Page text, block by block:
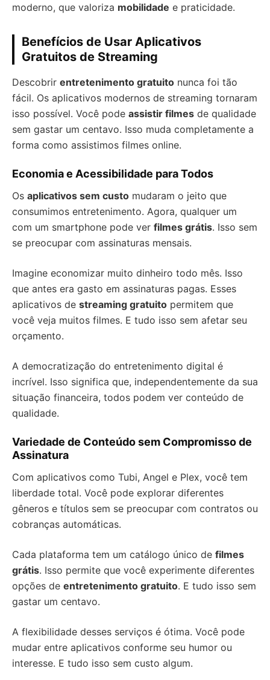
moderno, que valoriza mobilidade e praticidade.
Benefícios de Usar Aplicativos
Gratuitos de Streaming
Descobrir entretenimento gratuito nunca foi tão
fácil. Os aplicativos modernos de streaming tornaram
isso possível. Você pode assistir filmes de qualidade
sem gastar um centavo. Isso muda completamente a
forma como assistimos filmes online.
Economia e Acessibilidade para Todos
Os aplicativos sem custo mudaram o jeito que
consumimos entretenimento. Agora, qualquer um
com um smartphone pode ver filmes grátis. Isso sem
se preocupar com assinaturas mensais.
Imagine economizar muito dinheiro todo mês. Isso
que antes era gasto em assinaturas pagas. Esses
aplicativos de streaming gratuito permitem que
você veja muitos filmes. E tudo isso sem afetar seu
orçamento.
A democratização do entretenimento digital é
incrível. Isso significa que, independentemente da sua
situação financeira, todos podem ver conteúdo de
qualidade.
Variedade de Conteúdo sem Compromisso de
Assinatura
Com aplicativos como Tubi, Angel e Plex, você tem
liberdade total. Você pode explorar diferentes
gêneros e títulos sem se preocupar com contratos ou
cobranças automáticas.
Cada plataforma tem um catálogo único de filmes
grátis. Isso permite que você experimente diferentes
opções de entretenimento gratuito. E tudo isso sem
gastar um centavo.
A flexibilidade desses serviços é ótima. Você pode
mudar entre aplicativos conforme seu humor ou
interesse. E tudo isso sem custo algum.